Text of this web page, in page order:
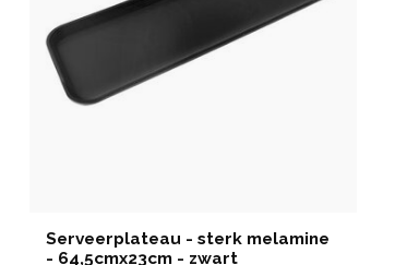
Serveerplateau - sterk melamine
- 64,5cmx23cm - zwart